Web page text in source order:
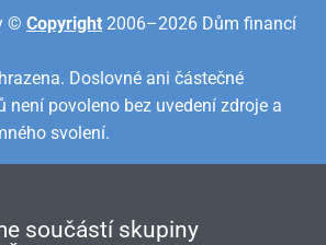
© Copyright 2006–2026 Dům financí
Doslovné ani částečné
není povoleno bez uvedení zdroje a
svolení.
součástí skupiny